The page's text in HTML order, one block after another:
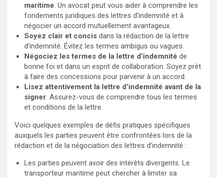
maritime. Un avocat peut vous aider à comprendre les
fondements juridiques des lettres d’indemnité et à
négocier un accord mutuellement avantageux.
Soyez clair et concis dans la rédaction de la lettre
d’indemnité. Évitez les termes ambigus ou vagues.
Négociez les termes de la lettre d’indemnité de
bonne foi et dans un esprit de collaboration. Soyez prêt
à faire des concessions pour parvenir à un accord.
Lisez attentivement la lettre d’indemnité avant de la
signer. Assurez-vous de comprendre tous les termes
et conditions de la lettre.
Voici quelques exemples de défis pratiques spécifiques
auxquels les parties peuvent être confrontées lors de la
rédaction et de la négociation des lettres d’indemnité :
Les parties peuvent avoir des intérêts divergents. Le
transporteur maritime peut chercher à limiter sa